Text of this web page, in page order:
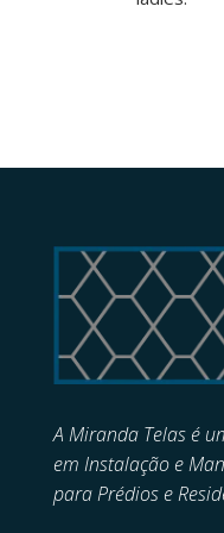
A Miranda Telas é
em Instalação e
para Prédios e